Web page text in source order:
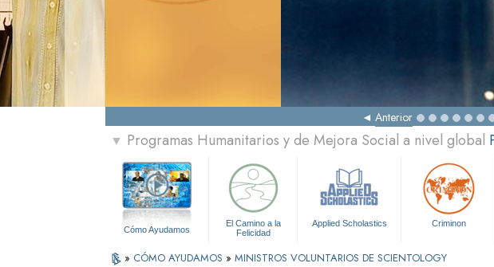
Anterior
▼ Programas Humanitarios y de Mejora Social a nivel global
Cómo Ayudamos
El Camino a la
Felicidad
Applied Scholastics Criminon
» CÓMO AYUDAMOS » MINISTROS VOLUNTARIOS DE SCIENTOLOGY